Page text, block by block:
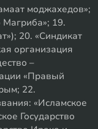
моджахедов»;
Магриба»; 19.
20. «Синдикат
организация
–
«Правый
22.
«Исламское
Государство